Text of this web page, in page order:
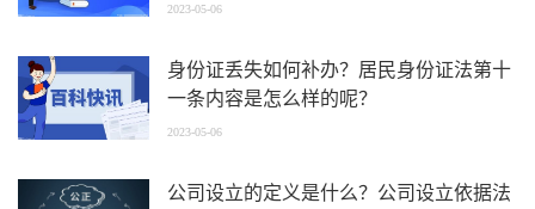
2023-05-06
身份证丢失如何补办？居民身份证法第十
一条内容是怎么样的呢？
2023-05-06
公司设立的定义是什么？公司设立依据法